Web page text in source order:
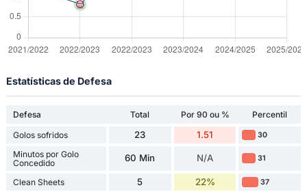
Estatísticas de Defesa
Defesa Total Por 90 ou %
Percentil
Golos sofridos
23 1.51 30
Minutos por Golo
Concedido
60 Min N/A 31
Clean Sheets 5 22% 37